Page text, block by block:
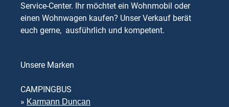
Service-Center. Ihr möchtet ein Wohnmobil oder
einen Wohnwagen kaufen? Unser Verkauf berät
euch gerne, ausführlich und kompetent.
Unsere Marken
CAMPINGBUS
» Karmann Duncan